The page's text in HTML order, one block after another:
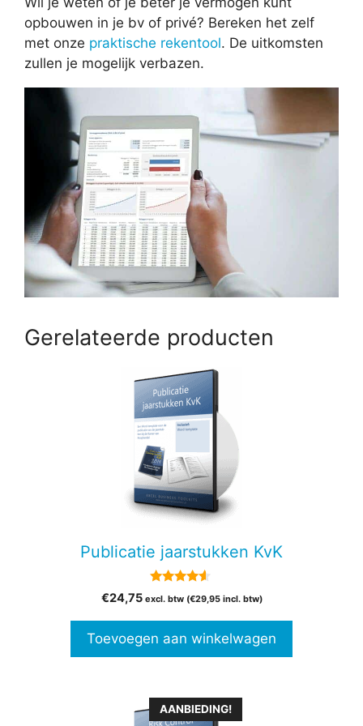
opbouwen in je bv of privé? Bereken het zelf
met onze praktische rekentool. De uitkomsten
zullen je mogelijk verbazen.
Gerelateerde producten
Publicatie jaarstukken KvK
van 5
€24,75 excl. btw (€29,95incl. btw)
Toevoegen aan winkelwagen
AANBIEDING!